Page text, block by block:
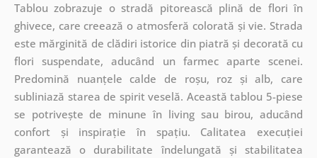
Tablou zobrazuje o stradă pitorească plină de flori în
ghivece, care creează o atmosferă colorată și vie. Strada
este mărginită de clădiri istorice din piatră și decorată cu
flori suspendate, aducând un farmec aparte scenei.
Predomină nuanțele calde de roșu, roz și alb, care
subliniază starea de spirit veselă. Această tablou 5-piese
se potrivește de minune în living sau birou, aducând
confort și inspirație în spațiu. Calitatea execuției
garantează o durabilitate îndelungată și stabilitatea